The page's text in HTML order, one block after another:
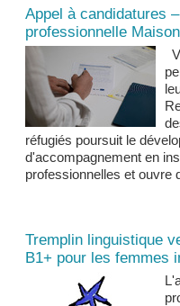
Appel à candidatures
professionnelle
réfugiés poursuit le
d'accompagnement en
professionnelles et ouvre
Tremplin linguistique
B1+ pour les femmes